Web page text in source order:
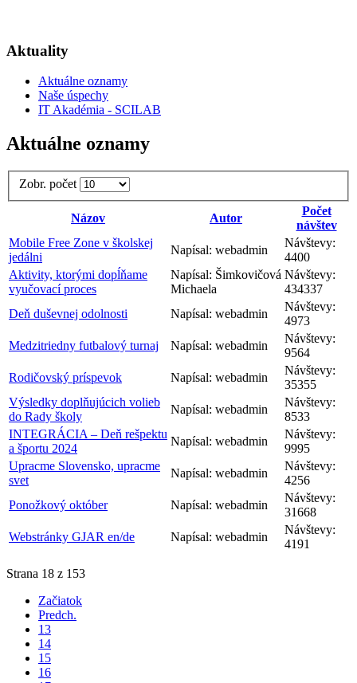
Aktuality
Aktuálne oznamy
Naše úspechy
IT Akadémia - SCILAB
Aktuálne oznamy
Zobr. počet
Názov Autor
Počet
návštev
Mobile Free Zone v školskej
jedálni
Napísal: webadmin
Návštevy:
4400
Aktivity, ktorými dopĺňame
vyučovací proces
Napísal: Šimkovičová
Michaela
Návštevy:
434337
Deň duševnej odolnosti
Napísal: webadmin
Návštevy:
4973
Medzitriedny futbalový turnaj
Napísal: webadmin
Návštevy:
9564
Rodičovský príspevok
Napísal: webadmin
Návštevy:
35355
Výsledky doplňujúcich volieb
do Rady školy
Napísal: webadmin
Návštevy:
8533
INTEGRÁCIA – Deň rešpektu
a športu 2024
Napísal: webadmin
Návštevy:
9995
Upracme Slovensko, upracme
svet
Napísal: webadmin
Návštevy:
4256
Ponožkový október
Napísal: webadmin
Návštevy:
31668
Webstránky GJAR en/de
Napísal: webadmin
Návštevy:
4191
Strana 18 z 153
Začiatok
Predch.
13
14
15
16